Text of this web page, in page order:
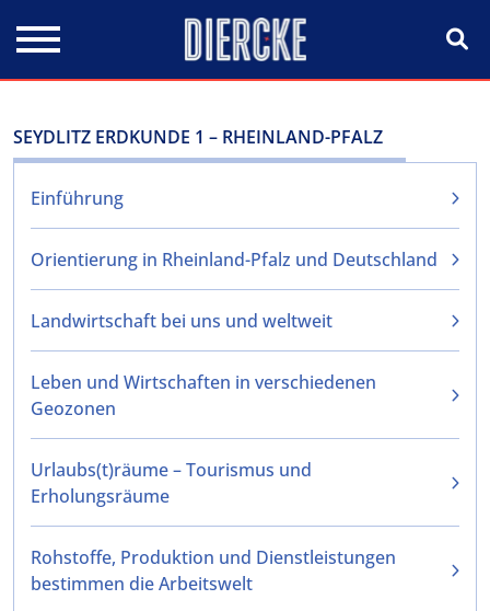
SEYDLITZ ERDKUNDE 1 – RHEINLAND-PFALZ
Einführung
Orientierung in Rheinland-Pfalz und Deutschland
Landwirtschaft bei uns und weltweit
Leben und Wirtschaften in verschiedenen
Geozonen
Urlaubs(t)räume – Tourismus und
Erholungsräume
Rohstoffe, Produktion und Dienstleistungen
bestimmen die Arbeitswelt